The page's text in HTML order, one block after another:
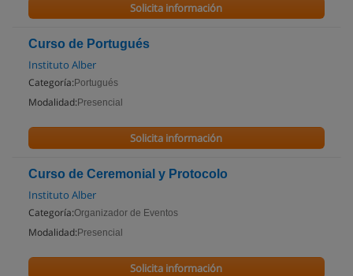
Solicita información
Curso de Portugués
Instituto Alber
Categoría: Portugués
Modalidad: Presencial
Solicita información
Curso de Ceremonial y Protocolo
Instituto Alber
Categoría:Organizador de Eventos
Modalidad: Presencial
Solicita información